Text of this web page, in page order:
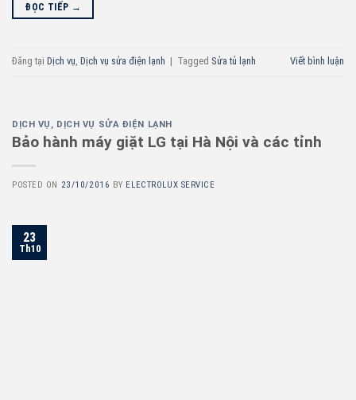
ĐỌC TIẾP →
Đăng tại Dịch vụ, Dịch vụ sửa điện lạnh | Tagged Sửa tủ lạnh Viết bình luận
DỊCH VỤ , DỊCH VỤ SỬA ĐIỆN LẠNH
Bảo hành máy giặt LG tại Hà Nội và các tỉnh
POSTED ON 23/10/2016 BY ELECTROLUX SERVICE
23
Th10